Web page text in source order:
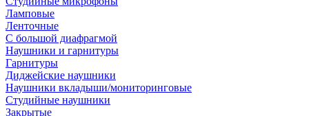
Ламповые
Ленточные
С большой диафрагмой
Наушники и гарнитуры
Гарнитуры
Диджейские наушники
Наушники вкладыши/мониторинговые
Студийные наушники
Закрытые